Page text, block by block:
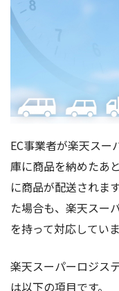
EC事業者が楽天スー
庫に商品を納めたあ
に商品が配送されま
た場合も、楽天スー
を持って対応していま
楽天スーパーロジス
は以下の項目です。